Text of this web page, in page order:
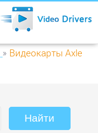
» Видеокарты Axle